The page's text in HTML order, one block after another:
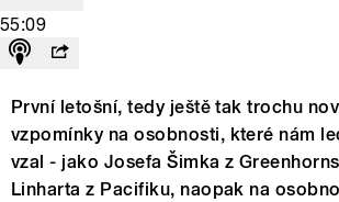
55:09
První letošní, tedy ještě tak trochu
vzpomínky na osobnosti, které nám
vzal - jako Josefa Šimka z
Linharta z Pacifiku, naopak na